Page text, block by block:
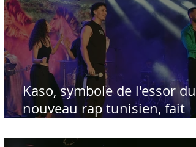
Kaso, symbole de l'essor du
nouveau rap tunisien, fait